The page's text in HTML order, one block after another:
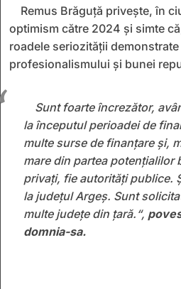
Remus Brăguţă priveşte, în
optimism către 2024 şi simte
roadele seriozităţii
profesionalismului şi bunei
Sunt foarte încrezător,
la începutul perioadei de
multe surse de finanțare și,
mare din partea potențialilor
privați, fie autorități publice.
la județul Argeș. Sunt
multe județe din țară.“,
domnia-sa.